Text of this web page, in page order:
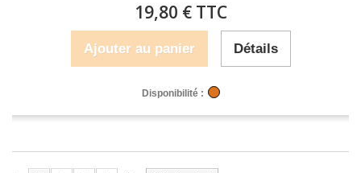
19,80 € TTC
Ajouter au panier Détails
Disponibilité :